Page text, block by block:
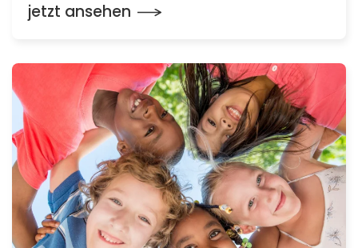
jetzt ansehen